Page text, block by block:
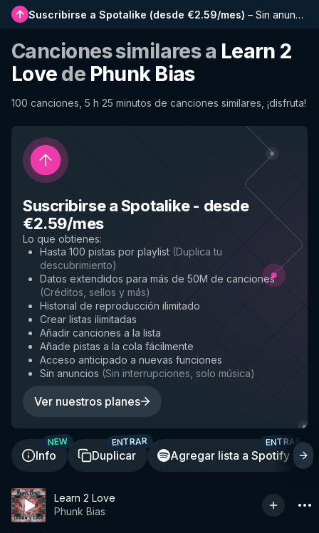
Suscribirse a Spotalike (desde €2.59/mes) – Sin anuncios, listas más largas, historial completo y acceso anticipado a nuevas funciones
Canciones similares a Learn 2
Love de Phunk Bias
100 canciones, 5 h 25 minutos de canciones similares, ¡disfruta!
Suscribirse a Spotalike- desde
€2.59/mes
Lo que obtienes:
Hasta 100 pistas por playlist (Duplica tu
descubrimiento)
Datos extendidos para más de 50M de canciones
(Créditos, sellos y más)
Historial de reproducción ilimitado
Crear listas ilimitadas
Añadir canciones a la lista
Añade pistas a la cola fácilmente
Acceso anticipado a nuevas funciones
Sin anuncios (Sin interrupciones, solo música)
Ver nuestros planes
Info
NEW
Duplicar
ENTRAR
Agregar lista a Spotify
ENTRAR
Learn 2 Love
Phunk Bias